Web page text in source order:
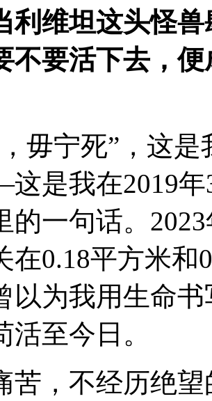
利维坦这头怪
不要活下去，
毋宁死”，这
是我在2019年
的一句话。 2023
在0.18平方米和
以为我用生命
活至今日。
苦，不经历绝